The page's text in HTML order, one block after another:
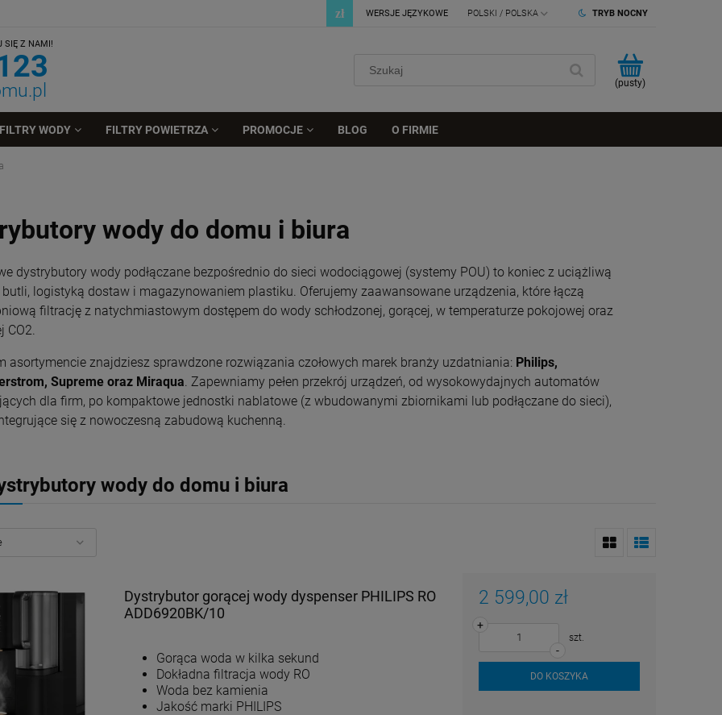
TRYB NOCNY
WERSJE JĘZYKOWE
SIĘ Z NAMI!
(pusty)
WODY FILTRY POWIETRZA PROMOCJE BLOG O FIRMIE
wody do domu i biura
dystrybutory wody podłączane bezpośrednio do sieci wodociągowej (systemy POU) to koniec z uciążliwą
logistyką dostaw i magazynowaniem plastiku. Oferujemy zaawansowane urządzenia, które łączą
filtrację z natychmiastowym dostępem do wody schłodzonej, gorącej, w temperaturze pokojowej oraz
CO2.
asortymencie znajdziesz sprawdzone rozwiązania czołowych marek branży uzdatniania: Philips,
Supreme oraz Miraqua. Zapewniamy pełen przekrój urządzeń, od wysokowydajnych automatów
dla firm, po kompaktowe jednostki nablatowe (z wbudowanymi zbiornikami lub podłączane do sieci),
się z nowoczesną zabudową kuchenną.
wody do domu i biura
Dystrybutor gorącej wody dyspenser PHILIPS RO
ADD6920BK/10
Gorąca woda w kilka sekund
Dokładna filtracja wody RO
Woda bez kamienia
Jakość marki PHILIPS
2 599,00 zł
-
+
szt.
DO KOSZYKA